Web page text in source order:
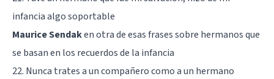
infancia algo soportable
Maurice Sendaken otra de esas frases sobre hermanos que
se basan en los recuerdos de la infancia
22. Nunca trates a un compañero como a un hermano